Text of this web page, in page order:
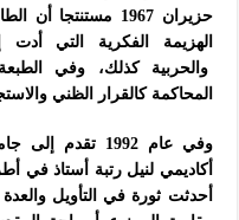
حزيران 1967
الهزيمة الفكرية التي أدت
والحربية كذلك، وفي
المحاكمة كالقرار الظني
وفي عام 1992
أكاديمي لنيل رتبة أستاذ في
أحدثت ثورة في التأويل